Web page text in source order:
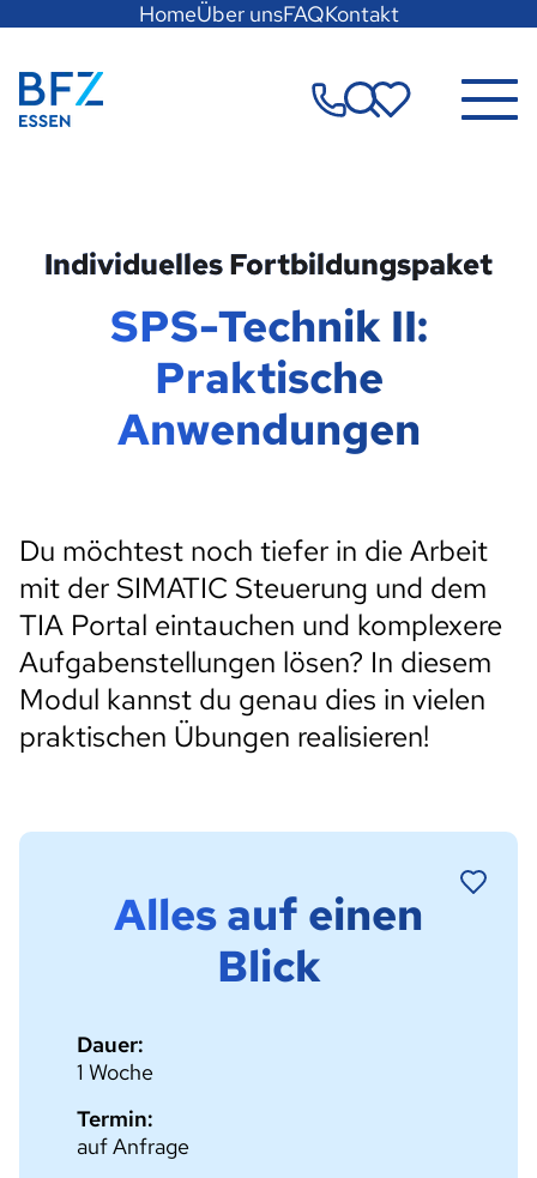
Seite
anspringen
HomeÜber unsFAQKontakt
Zur Startseite Merkzettel
Individuelles Fortbildungspaket
SPS-Technik II:
Praktische
Anwendungen
Du möchtest noch tiefer in die Arbeit
mit der SIMATIC Steuerung und dem
TIA Portal eintauchen und komplexere
Aufgabenstellungen lösen? In diesem
Modul kannst du genau dies in vielen
praktischen Übungen realisieren!
Alles auf einen
Blick
Dauer:
1 Woche
Termin:
auf Anfrage